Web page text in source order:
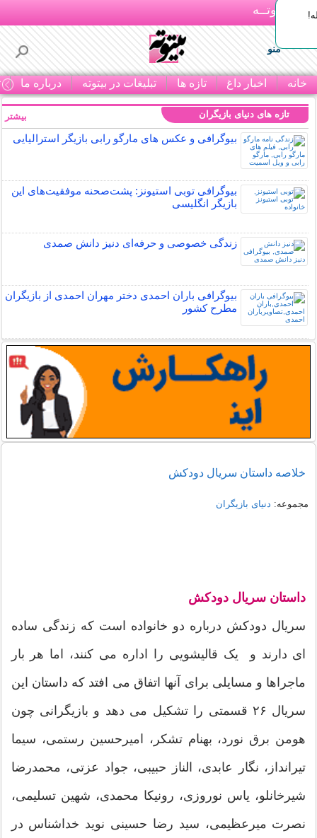
بـیتوتــه
منو
خانه اخبار داغ تازه ها تبلیغات در بیتوته درباره ما
تازه های دنیای بازیگران
بیوگرافی و عکس های مارگو رابی بازیگر استرالیایی
بیوگرافی توبی استیونز: پشت‌صحنه موفقیت‌های این
بازیگر انگلیسی
زندگی خصوصی و حرفه‌ای دنیز دانش صمدی
بیوگرافی باران احمدی دختر مهران احمدی از بازیگران
مطرح کشور
بیشتر
خلاصه داستان سریال دودکش
مجموعه: دنیای بازیگران
داستان سریال دودکش
سریال دودکش درباره دو خانواده است که زندگی ساده
ای دارند و یک قالیشویی را اداره می کنند، اما هر بار
ماجراها و مسایلی برای آنها اتفاق می افتد که داستان این
سریال ۲۶ قسمتی را تشکیل می دهد و بازیگرانی چون
هومن برق نورد، بهنام تشکر، امیرحسین رستمی، سیما
تیرانداز، نگار عابدی، الناز حبیبی، جواد عزتی، محمدرضا
شیرخانلو، یاس نوروزی، رونیکا محمدی، شهین تسلیمی،
نصرت میرعظیمی، سید رضا حسینی نوید خداشناس در